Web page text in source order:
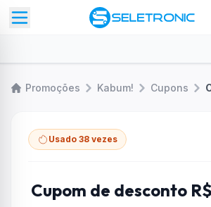
Promoções Kabum! Cupons
Usado 38 vezes
Cupom de desconto